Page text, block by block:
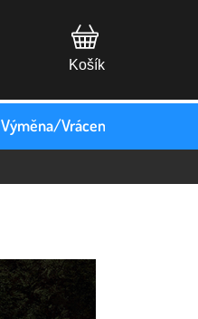
Výměna/Vrácení zboží